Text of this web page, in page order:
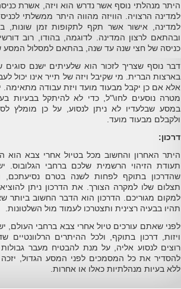
היתר מנהלתי נוסף אשר נדרש הוא ויזה, אשרת
למדינה הרצויה. הוויזה מהווה היתר ממשלתי
למדינה, אישור אשר תקף לתקופות זמן שונות,
ובהתאם לרצון המדינה. לדוגמה, בהודו, רוב
כניסה של חצי שנה עד שנה, בהתאם למסלול המסע
דבר נוסף שצריך לזכור הוא שלעיתים ישנם סוגים
בארצות הברית. מי שקיבל ויזה של תייר אינו יכול
אלא אם כן יקבל מבעוד מועד ויזת עבודה מתאימה.
מטרה נוסעים לחו\"ל, כדי לא להיתקל בבעיות
במסע שבלעדיו לא ניתן לנסוע, על כן מומלץ
ולקבלם מבעוד מועד.
דרכון:
היתר האחרון והחשוב מכל בטיול אחרי צבא הוא
תעודת הזיהוי הרשמית שלכם ברחבי הגלובוס.
שהדרכון בתוקף לפחות לשנה בטרם נסיעתכם,
תצלום שלו למקרה הצורך. את הדרכון ניתן
למקום מגוריכם. הדרכון הוא הדבר החשוב ביותר
תהיו בבעיה רצינית ותצטרכו לעמוד מול השלטונות.
לפני שאתם עורכים טיול אחרי צבא ברחבי העולם, יש
ויזות, דרכון בתוקף, ולכל ההיתרים
רוצים לנסוע אליה, על מנת להבטיח מעבר
להסדיר את כל המסמכים לפני המסע הגדול, יזכה
ללא בעיות מנהלתיות כאלו או אחרות.